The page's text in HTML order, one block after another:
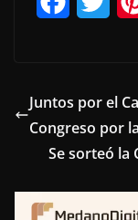
e
b
o
o
t
t
e
r
Juntos por el
Congreso por
Se sorteó la